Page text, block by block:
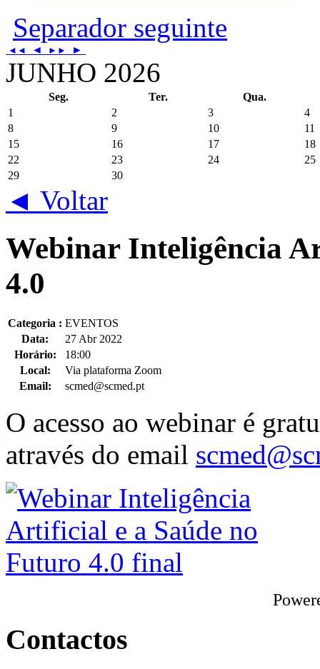
Separador seguinte
◄◄ ◄ ►► ►
JUNHO 2026
Seg. Ter.
Qua.
1
2 3
4
8
9 10
11
15
16 17
18
22
23 24
25
29
30
◄ Voltar
Webinar Inteligência
4.0
Categoria : EVENTOS
Data:
27 Abr 2022
Horário:
18:00
Local:
Via plataforma Zoom
Email:
scmed@scmed.pt
O acesso ao webinar é
através do email
Contactos